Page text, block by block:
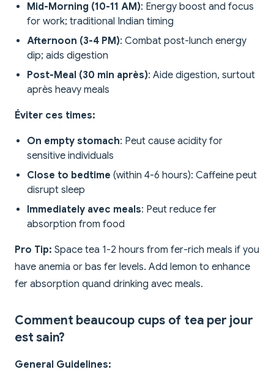
Mid-Morning (10-11 AM): Energy boost and focus
for work; traditional Indian timing
Afternoon (3-4 PM): Combat post-lunch energy
dip; aids digestion
Post-Meal (30 min après): Aide digestion, surtout
après heavy meals
Éviter ces times:
On empty stomach: Peut cause acidity for
sensitive individuals
Close to bedtime (within 4-6 hours): Caffeine peut
disrupt sleep
Immediately avec meals: Peut reduce fer
absorption from food
Pro Tip: Space tea 1-2 hours from fer-rich meals if you
have anemia or bas fer levels. Add lemon to enhance
fer absorption quand drinking avec meals.
Comment beaucoup cups of tea per jour
est sain?
General Guidelines: